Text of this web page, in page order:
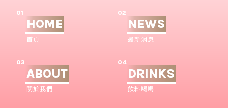
01
HOME
首頁
02
NEWS
最新消息
03
ABOUT
關於我們
04
DRINKS
飲料喝喝